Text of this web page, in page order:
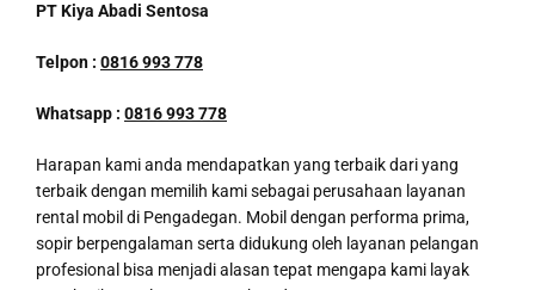
PT Kiya Abadi Sentosa
Telpon : 0816 993 778
Whatsapp : 0816 993 778
Harapan kami anda mendapatkan yang terbaik dari yang
terbaik dengan memilih kami sebagai perusahaan layanan
rental mobil di Pengadegan. Mobil dengan performa prima,
sopir berpengalaman serta didukung oleh layanan pelangan
profesional bisa menjadi alasan tepat mengapa kami layak